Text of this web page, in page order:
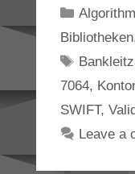
Bibliotheken
Tags
7064,
SWIFT,
Leave a